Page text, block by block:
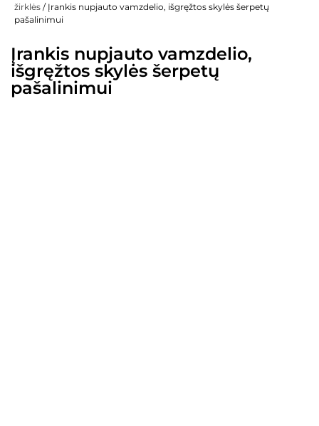
žirklės / Įrankis nupjauto vamzdelio, išgręžtos skylės šerpetų
pašalinimui
Įrankis nupjauto vamzdelio,
išgręžtos skylės šerpetų
pašalinimui